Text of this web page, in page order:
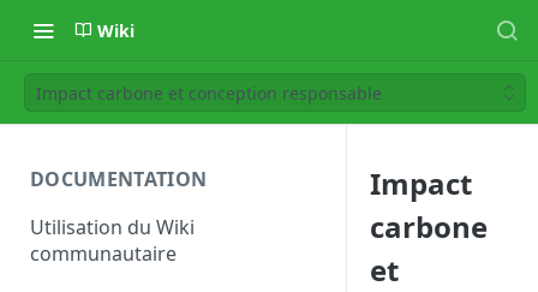
Wiki
Impact carbone et conception responsable
DOCUMENTATION
Utilisation du Wiki
communautaire
Impact
carbone
et